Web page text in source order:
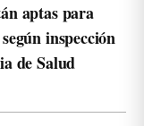
aptas para
inspección
de Salud